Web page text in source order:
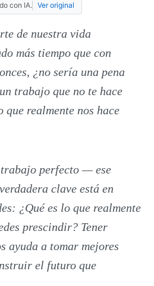
con IA. Ver original
de nuestra vida
más tiempo que con
¿no sería una pena
trabajo que no te hace
que realmente nos hace
trabajo perfecto — ese
clave está en
¿Qué es lo que realmente
prescindir? Tener
ayuda a tomar mejores
el futuro que